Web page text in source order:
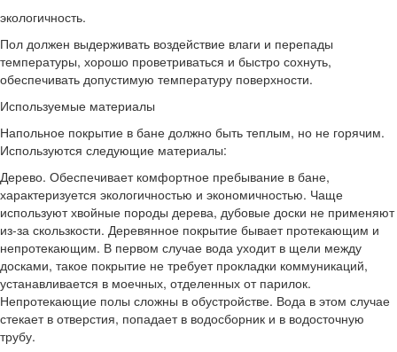
экологичность.
Пол должен выдерживать воздействие влаги и перепады
температуры, хорошо проветриваться и быстро сохнуть,
обеспечивать допустимую температуру поверхности.
Используемые материалы
Напольное покрытие в бане должно быть теплым, но не горячим.
Используются следующие материалы:
Дерево. Обеспечивает комфортное пребывание в бане,
характеризуется экологичностью и экономичностью. Чаще
используют хвойные породы дерева, дубовые доски не применяют
из-за скользкости. Деревянное покрытие бывает протекающим и
непротекающим. В первом случае вода уходит в щели между
досками, такое покрытие не требует прокладки коммуникаций,
устанавливается в моечных, отделенных от парилок.
Непротекающие полы сложны в обустройстве. Вода в этом случае
стекает в отверстия, попадает в водосборник и в водосточную
трубу.